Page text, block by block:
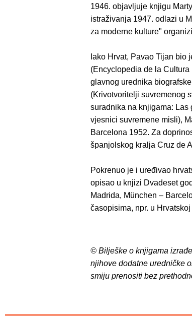
1946. objavljuje knjigu
istraživanja 1947. odlazi u
za moderne kulture"
Iako Hrvat, Pavao Tijan
(Encyclopedia de la
glavnog urednika
(Krivotvoritelji suvremenog
suradnika na knjigama: Las
vjesnici suvremene misli),
Barcelona 1952. Za
španjolskog kralja Cruz de
Pokrenuo je i uređivao
opisao u knjizi Dvadeset
Madrida, München –
časopisima, npr. u
© Bilješke o knjigama
njihove dodatne uredničke
smiju prenositi bez